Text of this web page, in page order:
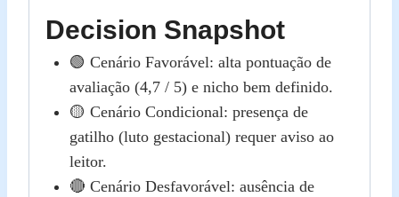
Decision Snapshot
🟢 Cenário Favorável: alta pontuação de
avaliação (4,7 / 5) e nicho bem definido.
🟡 Cenário Condicional: presença de
gatilho (luto gestacional) requer aviso ao
leitor.
🔴 Cenário Desfavorável: ausência de